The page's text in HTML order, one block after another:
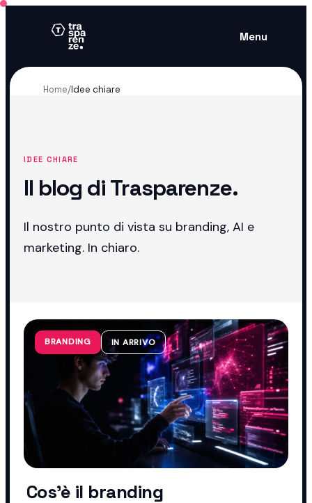
Menu
Home/Idee chiare
IDEE CHIARE
Il blog di Trasparenze.
Il nostro punto di vista su branding, AI e
marketing. In chiaro.
BRANDING IN ARRIVO
Cos'è il branding